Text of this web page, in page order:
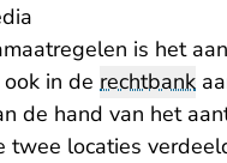
is het
in de rechtbank
de hand van het
twee locaties